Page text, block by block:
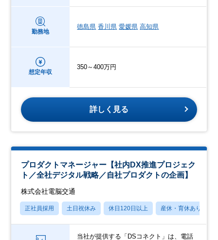
勤務地
徳島県 香川県 愛媛県 高知県
想定年収
350～400万円
詳しく見る
プロダクトマネージャー【社内DX推進プロジェク
ト／全社デジタル戦略／自社プロダクトの企画】
株式会社電脳交通
正社員採用 土日祝休み 休日120日以上 産休・育休あり
当社が提供する「DSコネクト」は、電話